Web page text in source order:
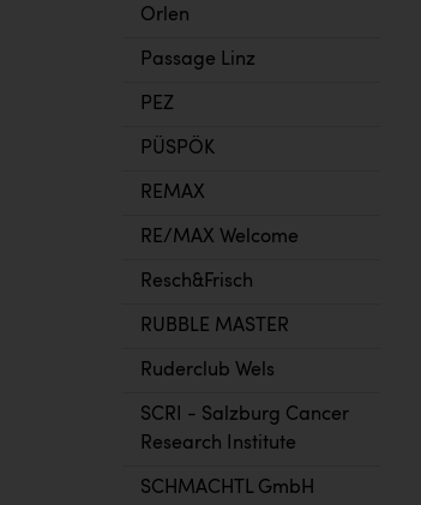
Orlen
Passage Linz
PEZ
PÜSPÖK
REMAX
RE/MAX Welcome
Resch&Frisch
RUBBLE MASTER
Ruderclub Wels
SCRI - Salzburg Cancer
Research Institute
SCHMACHTL GmbH